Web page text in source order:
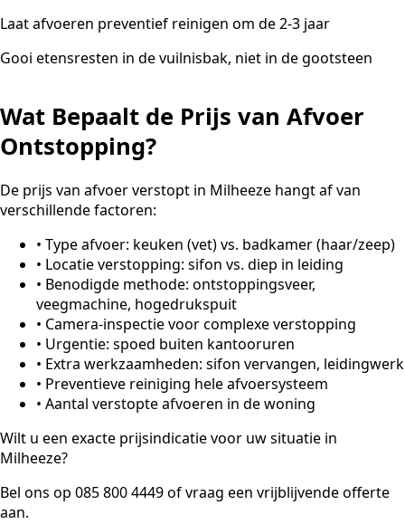
Laat afvoeren preventief reinigen om de 2-3 jaar
Gooi etensresten in de vuilnisbak, niet in de gootsteen
Wat Bepaalt de Prijs van Afvoer
Ontstopping?
De prijs van afvoer verstopt in Milheeze hangt af van
verschillende factoren:
• Type afvoer: keuken (vet) vs. badkamer (haar/zeep)
• Locatie verstopping: sifon vs. diep in leiding
• Benodigde methode: ontstoppingsveer,
veegmachine, hogedrukspuit
• Camera-inspectie voor complexe verstopping
• Urgentie: spoed buiten kantooruren
• Extra werkzaamheden: sifon vervangen, leidingwerk
• Preventieve reiniging hele afvoersysteem
• Aantal verstopte afvoeren in de woning
Wilt u een exacte prijsindicatie voor uw situatie in
Milheeze?
Bel ons op 085 800 4449 of vraag een vrijblijvende offerte
aan.